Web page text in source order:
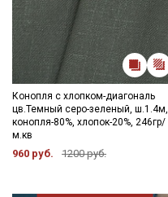
Конопля с хлопком-диагональ
цв.Темный серо-зеленый, ш.1.4м,
конопля-80%, хлопок-20%, 246гр/
м.кв
960 руб. 1200 руб.